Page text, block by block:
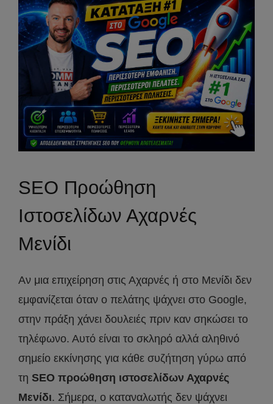
SEO Προώθηση
Ιστοσελίδων Αχαρνές
Μενίδι
Αν μια επιχείρηση στις Αχαρνές ή στο Μενίδι δεν
εμφανίζεται όταν ο πελάτης ψάχνει στο Google,
στην πράξη χάνει δουλειές πριν καν σηκώσει το
τηλέφωνο. Αυτό είναι το σκληρό αλλά αληθινό
σημείο εκκίνησης για κάθε συζήτηση γύρω από
τη SEO προώθηση ιστοσελίδων Αχαρνές
Μενίδι. Σήμερα, ο καταναλωτής δεν ψάχνει